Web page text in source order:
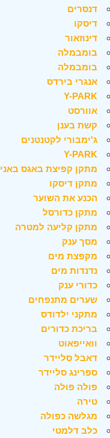
דנסרים
דיסקו
דינוזאור
בומבמלה
בומבמלה
אנגרי בירדס
Y-PARK
אוורסט
קשת בענן
ג'ימבורי לקטנטנים
Y-PARK
מתקן קפיצת באגס באני
מתקן דיסקו
הכנע את השוער
מתקן כדורסל
מתקן קליעה למטרה
מסך ענק
מקפצת מים
נדנדות מים
כדורי ענק
שערים מתנפחים
מתקני ילדודס
בריכת כדורים
וואייפאוט
דאבל סליידר
ספרינג סליידר
פולה פולה
טירה
מגלשה כפולה
כלב דלמטי